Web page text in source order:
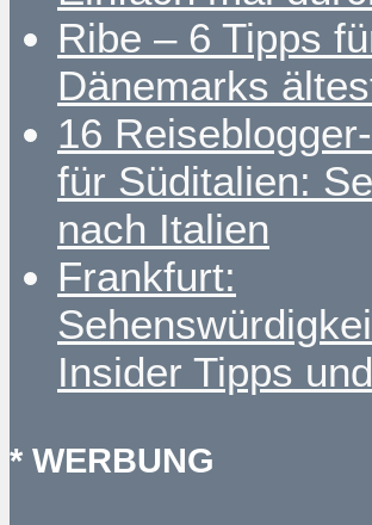
Ribe – 6 Tipps
Dänemarks
16
für Süditalien:
nach Italien
Frankfurt:
Insider Tipps
* WERBUNG